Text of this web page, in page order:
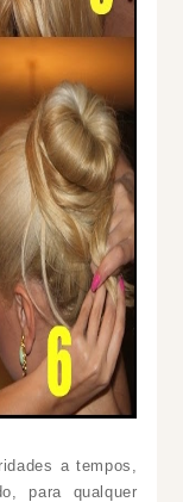
a tempos,
para qualquer